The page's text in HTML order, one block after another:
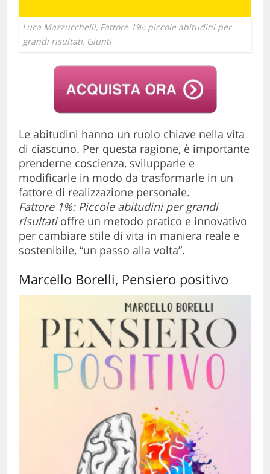
Luca Mazzucchelli, Fattore 1%: piccole abitudini per
grandi risultati, Giunti
Le abitudini hanno un ruolo chiave nella vita
di ciascuno. Per questa ragione, è importante
prenderne coscienza, svilupparle e
modificarle in modo da trasformarle in un
fattore di realizzazione personale.
Fattore 1%: Piccole abitudini per grandi
risultatioffre un metodo pratico e innovativo
per cambiare stile di vita in maniera reale e
sostenibile, “un passo alla volta”.
Marcello Borelli, Pensiero positivo